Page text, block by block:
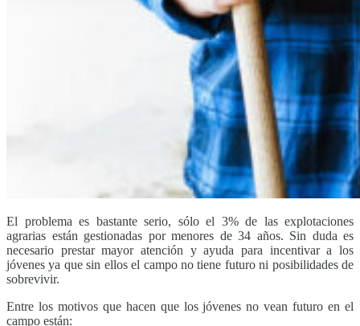
El problema es bastante serio, sólo el 3% de las explotaciones
agrarias están gestionadas por menores de 34 años. Sin duda es
necesario prestar mayor atención y ayuda para incentivar a los
jóvenes ya que sin ellos el campo no tiene futuro ni posibilidades de
sobrevivir.
Entre los motivos que hacen que los jóvenes no vean futuro en el
campo están: